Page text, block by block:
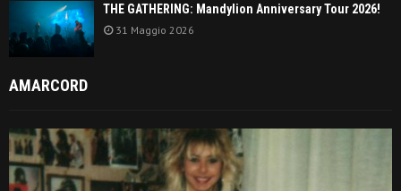
THE GATHERING: Mandylion Anniversary Tour 2026!
31 Maggio 2026
AMARCORD